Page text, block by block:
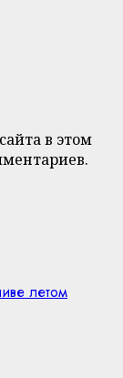
в этом
летом